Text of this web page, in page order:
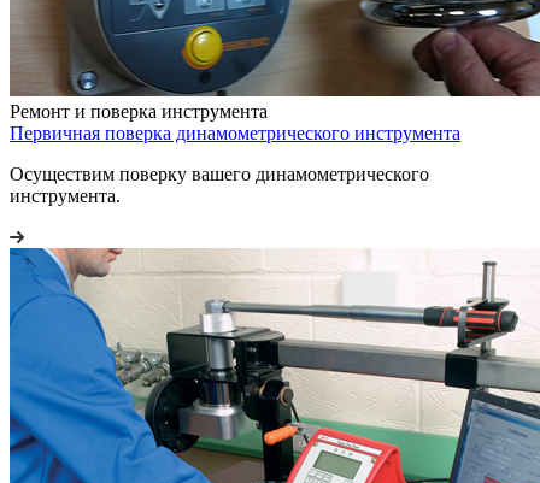
Ремонт и поверка инструмента
Первичная поверка динамометрического инструмента
Осуществим поверку вашего динамометрического
инструмента.